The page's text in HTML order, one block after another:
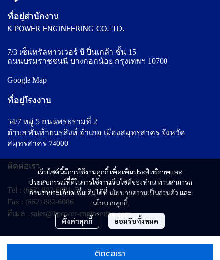
ติดต่อเรา
เว็บไซต์นี้มีการใช้งานคุกกี้ เพื่อเพิ่มประสิทธิภาพและ
ประสบการณ์ที่ดีในการใช้งานเว็บไซต์ของท่าน ท่านสามารถ
อ่านรายละเอียดเพิ่มเติมได้ที่ นโยบายความเป็นส่วนตัว และ
นโยบายคุกกี้
ตั้งค่าคุกกี้ ยอมรับทั้งหมด
ที่อยู่สำนักงาน
K POWER ENGINEERING CO.LTD.
7/3 เซ็นทรัลทาวเวอร์ บี ปิ่นเกล้า ชั้น 15
ถนนบรมราชชนนี บางกอกน้อย กรุงเทพฯ 10700
Google Map
ที่อยู่โรงงาน
54/7 หมู่ 5 ถนนพระรามที่ 2
ตำบล พันท้ายนรสิงห์ อำเภอ เมืองสมุทรสาคร จังหวัด
สมุทรสาคร 74000
ติดต่อเรา
Tel : (662) 882-6081-5
Fax : (662) 882-6086
อีเมล : sales@kpower-engineering.com
© Copyright 2025 All Rights Reserved.